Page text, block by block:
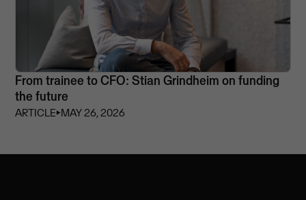
From trainee to CFO: Stian Grindheim on funding
the future
ARTICLE⏵MAY 26, 2026